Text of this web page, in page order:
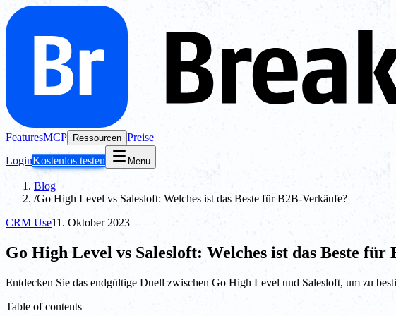
FeaturesMCP Ressourcen Preise
LoginKostenlos testen Menu
Blog
/Go High Level vs Salesloft: Welches ist das Beste für B2B-Verkäufe?
CRM Use11. Oktober 2023
Go High Level vs Salesloft: Welches ist das Beste für
Entdecken Sie das endgültige Duell zwischen Go High Level und Salesloft, um zu
Table of contents